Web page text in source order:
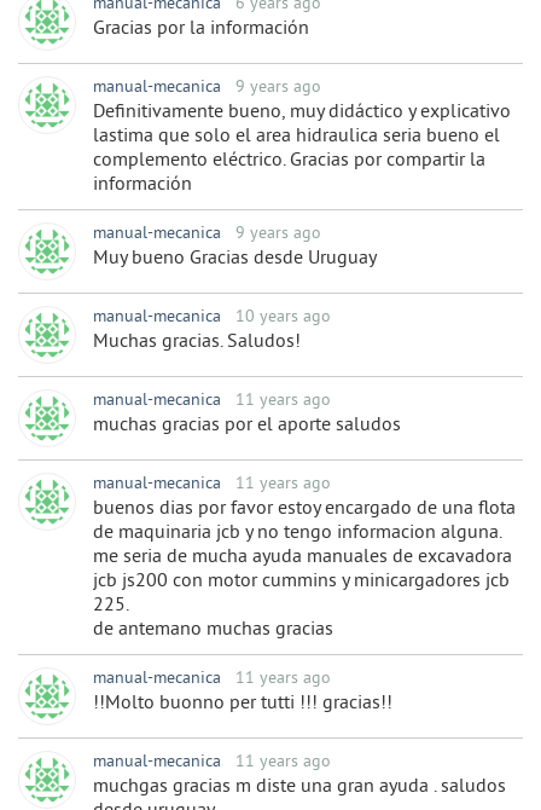
manual-mecanica 6 years ago
Gracias por la información
manual-mecanica 9 years ago
Definitivamente bueno, muy didáctico y explicativo
lastima que solo el area hidraulica seria bueno el
complemento eléctrico. Gracias por compartir la
información
manual-mecanica 9 years ago
Muy bueno Gracias desde Uruguay
manual-mecanica 10 years ago
Muchas gracias. Saludos!
manual-mecanica 11 years ago
muchas gracias por el aporte saludos
manual-mecanica 11 years ago
buenos dias por favor estoy encargado de una flota
de maquinaria jcb y no tengo informacion alguna.
me seria de mucha ayuda manuales de excavadora
jcb js200 con motor cummins y minicargadores jcb
225.
de antemano muchas gracias
manual-mecanica 11 years ago
!!Molto buonno per tutti !!! gracias!!
manual-mecanica 11 years ago
muchgas gracias m diste una gran ayuda . saludos